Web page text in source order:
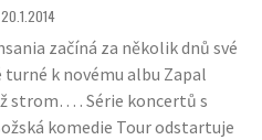
20.1.2014
začíná za několik dnů své
turné k novému albu Zapal
strom… . Série koncertů s
komedie Tour odstartuje